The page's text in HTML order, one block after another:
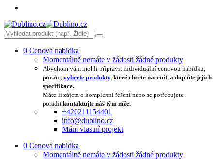
0 Cenová nabídka
Momentálně nemáte v žádosti žádné produkty
Abychom vám mohli připravit individuální cenovou nabídku,
prosím, vyberte produkty, které chcete nacenit, a doplňte jejich
specifikace.
Máte-li zájem o komplexní řešení nebo se potřebujete
poradit,kontaktujte náš tým níže.
+420211154401
info@dublino.cz
Mám vlastní projekt
0 Cenová nabídka
Momentálně nemáte v žádosti žádné produkty